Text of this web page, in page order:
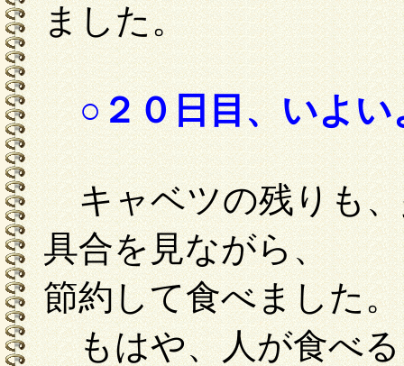
ました。
○２０日目、いよい
キャベツの残りも、
具合を見ながら、
節約して食べました。
もはや、人が食べる